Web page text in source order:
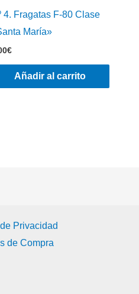
4. Fragatas F-80 Clase
María»
€
Añadir al carrito
Privacidad
de Compra